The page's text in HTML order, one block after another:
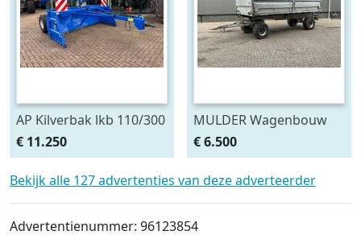
AP Kilverbak lkb 110/300
(bj 2025)
€ 11.250
MULDER Wagenbouw
Glas Constructie
Containerbak wag
€ 6.500
Bekijk alle 127 advertenties van deze adverteerder
Advertentienummer: 96123854